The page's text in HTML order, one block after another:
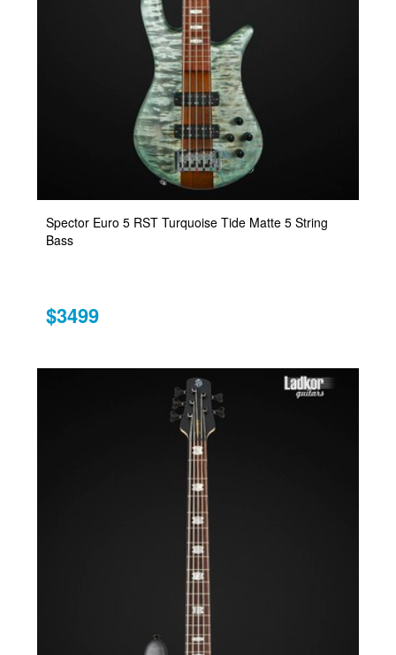
Spector Euro 5 RST Turquoise Tide Matte 5 String
Bass
$3499